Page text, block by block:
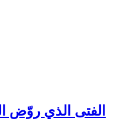
الفتى الذي روّض